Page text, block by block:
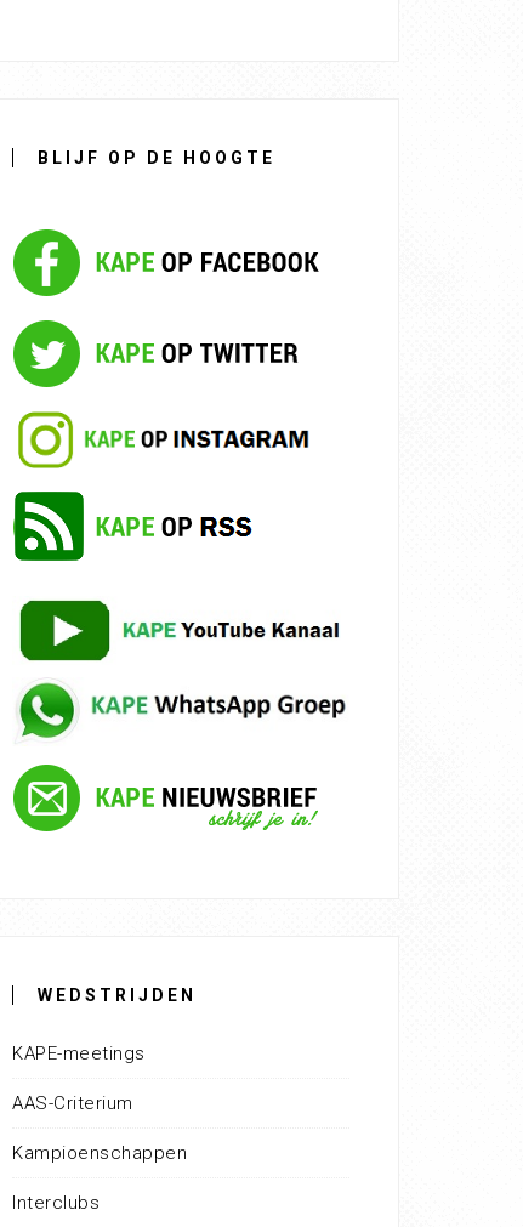
BLIJF OP DE HOOGTE
WEDSTRIJDEN
KAPE-meetings
AAS-Criterium
Kampioenschappen
Interclubs